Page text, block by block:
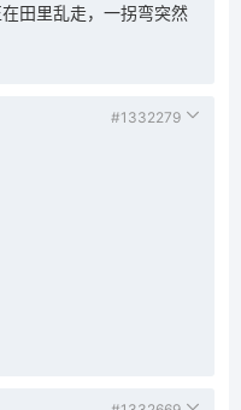
田里乱走，一拐弯突然
#1332279